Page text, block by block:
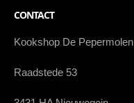
CONTACT
Kookshop De Pepermolen
Raadstede 53